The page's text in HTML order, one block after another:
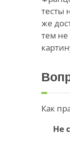
тесты
же
тем
Как
Не